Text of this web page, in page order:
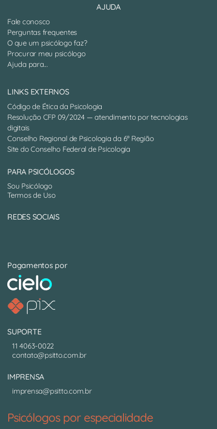
AJUDA
Fale conosco
Perguntas frequentes
O que um psicólogo faz?
Procurar meu psicólogo
Ajuda para...
LINKS EXTERNOS
Código de Ética da Psicologia
Resolução CFP 09/2024 — atendimento por tecnologias
digitais
Conselho Regional de Psicologia da 6ª Região
Site do Conselho Federal de Psicologia
PARA PSICÓLOGOS
Sou Psicólogo
Termos de Uso
REDES SOCIAIS
Pagamentos por
SUPORTE
11 4063-0022
contato@psitto.com.br
IMPRENSA
imprensa@psitto.com.br
Psicólogos por especialidade